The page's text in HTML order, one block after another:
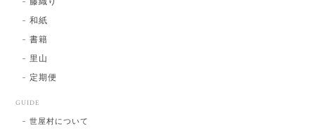
和紙
書籍
里山
定期便
GUIDE
世屋村について